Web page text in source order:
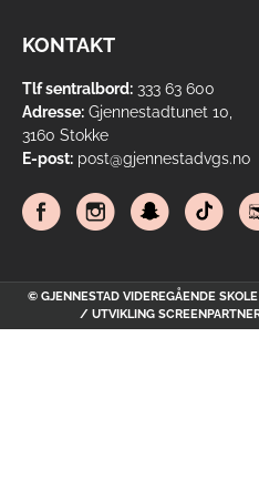
KONTAKT
Tlf sentralbord: 333 63 600
Adresse: Gjennestadtunet 10,
3160 Stokke
E-post: post@gjennestadvgs.no
© GJENNESTAD VIDEREGÅENDE
/ UTVIKLING